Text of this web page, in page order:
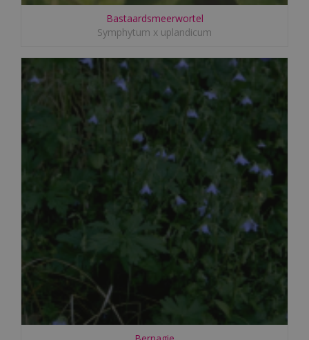
Bastaardsmeerwortel
Symphytum x uplandicum